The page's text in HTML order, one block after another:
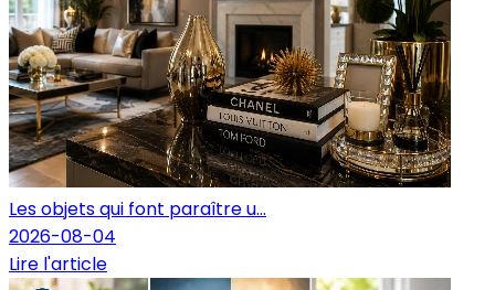
Les objets qui font paraître u...
2026-08-04
Lire l'article